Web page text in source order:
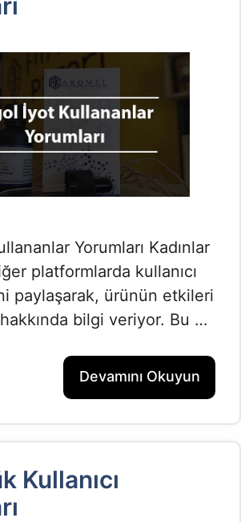
Yorumları Kadınlar
platformlarda kullanıcı
paylaşarak, ürünün etkileri
bilgi veriyor. Bu …
Devamını Okuyun
Kullanıcı